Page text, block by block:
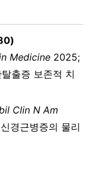
Medicine 2025;
출증 보존적 치
Clin N Am
경근병증의 물리